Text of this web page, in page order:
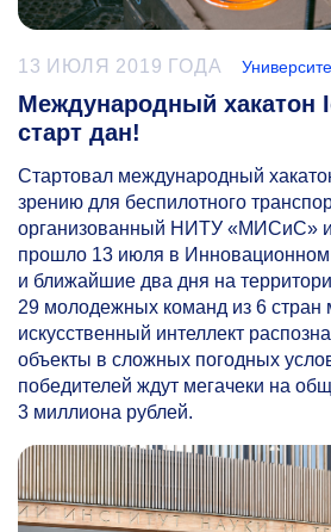
13 ИЮЛЯ 2019 ГОДА
Международный хакатон
старт дан!
Стартовал международный
зрению для беспилотного
организованный НИТУ «МИСиС»
прошло 13 июля в Инновационном
и ближайшие два дня на
29 молодежных команд из 6 стран
искусственный интеллект
объекты в сложных погодных
победителей ждут мегачеки на
3 миллиона рублей.